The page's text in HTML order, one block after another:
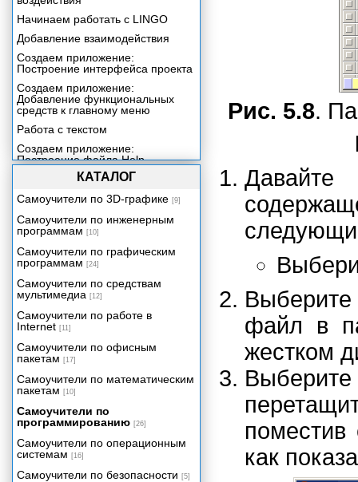
Рис. 5.8.
Выберите
файл в
жестком
как
Начинаем работать с LINGO
Добавление взаимодействия
Создаем приложение:
Построение интерфейса проекта
Создаем приложение:
Добавление функциональных
средств к главному меню
Работа с текстом
Создаем приложение:
Построение файла Help
Включение звука в ваше
Создаем приложение:
Добавление контента со
сведениями о продукции
Включение цифрового видео в
ваше приложение
Трехмерная графика реального
времени
Создаем приложение:
Видеопрезентация
Упаковка вашего проекта
КАТАЛОГ
Самоучители по 3D-графике [9]
Самоучители по инженерным
программам [10]
Самоучители по графическим
программам [24]
Самоучители по средствам
мультимедиа [12]
Самоучители по работе в
Internet [11]
Самоучители по офисным
пакетам [17]
Самоучители по математическим
пакетам [10]
Самоучители по
программированию [26]
Самоучители по операционным
системам [16]
Самоучители по безопасности [5]